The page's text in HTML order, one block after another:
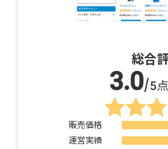
総合
/5
販売価格
運営実績